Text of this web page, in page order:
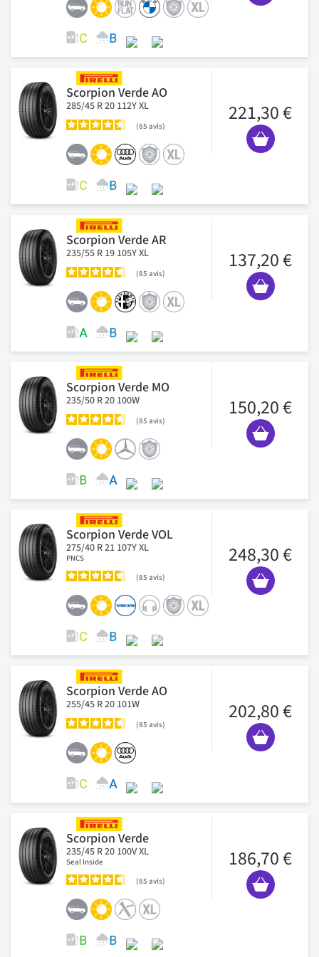
Scorpion Verde AO
285/45 R 20 112Y XL
85 avis
221,30 €
Scorpion Verde AR
235/55 R 19 105Y XL
85 avis
137,20 €
Scorpion Verde MO
235/50 R 20 100W
85 avis
150,20 €
Scorpion Verde VOL
275/40 R 21 107Y XL
PNCS
85 avis
248,30 €
Scorpion Verde AO
255/45 R 20 101W
85 avis
202,80 €
Scorpion Verde
235/45 R 20 100V XL
Seal Inside
85 avis
186,70 €